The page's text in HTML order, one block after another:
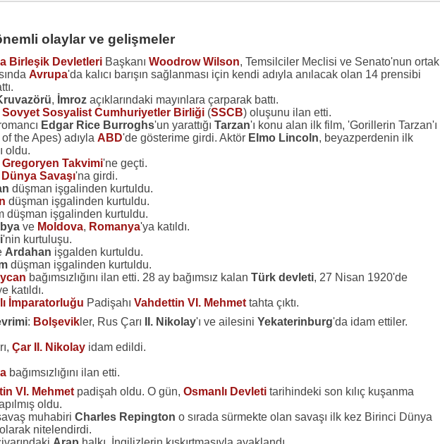
olaylar ve gelişmeler
Birleşik DevletleriBaşkanı Woodrow Wilson, Temsilciler Meclisi ve Senato'nun ortak
Avrupa'da kalıcı barışın sağlanması için kendi adıyla anılacak olan 14 prensibi
, İmrozaçıklarındaki mayınlara çarparak battı.
Sovyet Sosyalist Cumhuriyetler Birliği(SSCB) oluşunu ilan etti.
Edgar Rice Burroghs'un yarattığı Tarzan'ı konu alan ilk film, 'Gorillerin Tarzan'ı
the Apes) adıyla ABD'de gösterime girdi. Aktör Elmo Lincoln, beyazperdenin ilk
oldu.
Gregoryen Takvimi'ne geçti.
Dünya Savaşı'na girdi.
düşman işgalinden kurtuldu.
düşman işgalinden kurtuldu.
düşman işgalinden kurtuldu.
ve Moldova, Romanya'ya katıldı.
'nin kurtuluşu.
Ardahan işgalden kurtuldu.
düşman işgalinden kurtuldu.
bağımsızlığını ilan etti. 28 ay bağımsız kalan Türk devleti, 27 Nisan 1920'de
katıldı.
İmparatorluğu Padişahı Vahdettin VI. Mehmettahta çıktı.
: Bolşevikler, Rus Çarı II. Nikolay'ı ve ailesini Yekaterinburg'da idam ettiler.
Çar II. Nikolayidam edildi.
bağımsızlığını ilan etti.
VI. Mehmetpadişah oldu. O gün, Osmanlı Devletitarihindeki son kılıç kuşanma
oldu.
muhabiri Charles Repington o sırada sürmekte olan savaşı ilk kez Birinci Dünya
nitelendirdi.